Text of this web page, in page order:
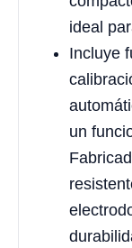
ideal
Incluye
un